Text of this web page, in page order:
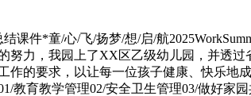
件*童/心/飞/扬梦/想/启/航
力，我园上了XX区乙级幼儿园，并透
的要求，以让每一位孩子健康、快乐地
育教学管理02/安全卫生管理03/做好家